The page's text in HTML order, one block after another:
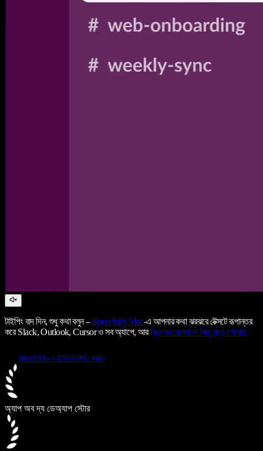
টাইপিং বাদ দিন, শুধু কথা বলুন – Speechify Mac-এ আপনার কথা ঝরঝরে টেক্সটে রূপান্তর
করে Slack, Outlook, Cursor ও সব অ্যাপে, আরস্ক্রিনের যেকোনো কিছু পড়ে শোনায়
macOS-এ ডাউনলোড করুন
অ্যাপ অব দ্য ডেঅ্যাপ স্টোর